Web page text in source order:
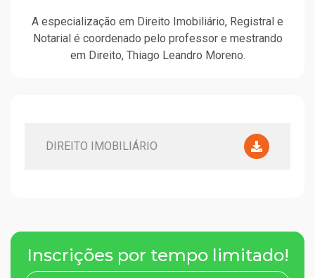
A especialização em Direito Imobiliário, Registral e
Notarial é coordenado pelo professor e mestrando
em Direito, Thiago Leandro Moreno.
DIREITO IMOBILIÁRIO
Inscrições por tempo limitado!